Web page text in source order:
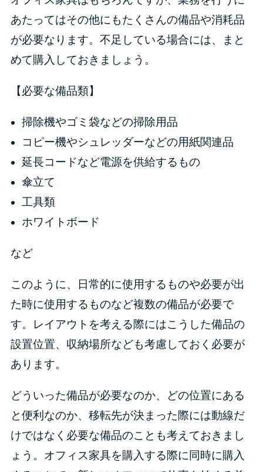
あたってはその他にもたくさんの備品や消耗品
が必要なります。不足している場合には、まと
めて購入しておきましょう。
【必要な備品類】
掃除機やゴミ袋などの掃除用品
コピー機やシュレッダーなどの用紙関連品
延長コードなど電源を供給するもの
傘立て
工具類
ホワイトボード
など
このように、日常的に使用するものや必要が出
た時に使用するものなど複数の備品が必要で
す。レイアウトを考える際にはこうした備品の
設置位置、収納場所なども考慮しておく必要が
あります。
どういった備品が必要なのか、どの位置にある
と便利なのか、移転先が決まった際には動線だ
けではなく必要な備品のことも考えておきまし
ょう。オフィス家具を購入する際に同時に購入